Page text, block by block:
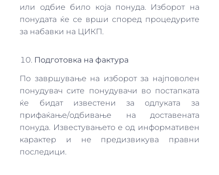
или одбие било која понуда. Изборот на
понудата ќе се врши според процедурите
за набавки на ЦИКП.
Подготовка на фактура
По завршување на изборот за најповолен
понудувач сите понудувачи во постапката
ќе бидат известени за одлуката за
прифаќање/одбивање на доставената
понуда. Известувањето е од информативен
карактер и не предизвикува правни
последици.